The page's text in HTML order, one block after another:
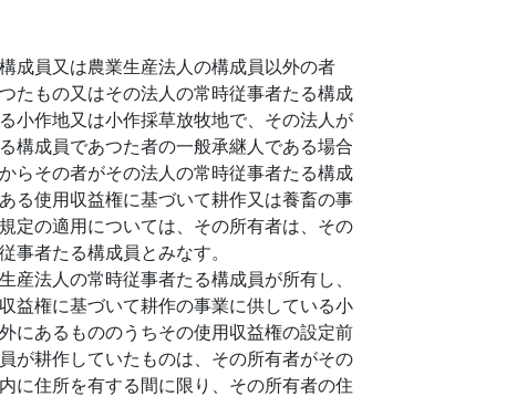
成員又は農業生産法人の構成員以外の者
たもの又はその法人の常時従事者たる構成
小作地又は小作採草放牧地で、その法人が
構成員であつた者の一般承継人である場合
らその者がその法人の常時従事者たる構成
る使用収益権に基づいて耕作又は養畜の事
定の適用については、その所有者は、その
者たる構成員とみなす。
法人の常時従事者たる構成員が所有し、
益権に基づいて耕作の事業に供している小
にあるもののうちその使用収益権の設定前
が耕作していたものは、その所有者がその
に住所を有する間に限り、その所有者の住